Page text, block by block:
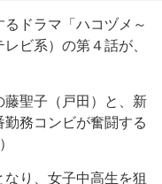
ドラマ「ハコヅメ～
ビ系）の第４話が、
聖子（戸田）と、新
務コンビが奮闘する
り、女子中高生を狙